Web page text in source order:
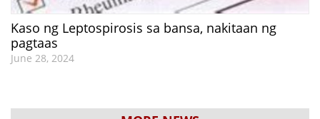
Kaso ng Leptospirosis sa bansa, nakitaan ng
pagtaas
June 28, 2024